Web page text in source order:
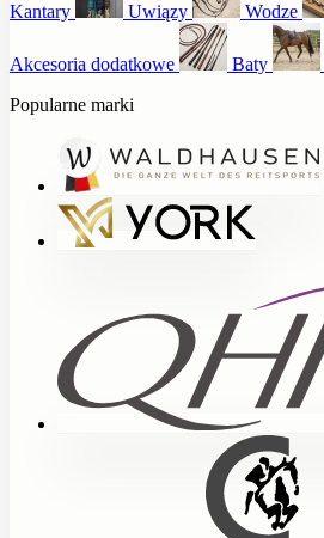
Kantary Uwiązy Wodze
Akcesoria dodatkowe Baty
Popularne marki